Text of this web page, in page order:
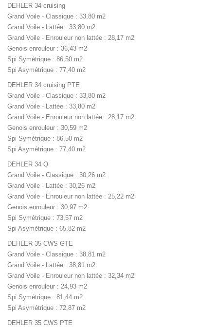
DEHLER 34 cruising
Grand Voile - Classique : 33,80 m2
Grand Voile - Lattée : 33,80 m2
Grand Voile - Enrouleur non lattée : 28,17 m2
Genois enrouleur : 36,43 m2
Spi Symétrique : 86,50 m2
Spi Asymétrique : 77,40 m2
DEHLER 34 cruising PTE
Grand Voile - Classique : 33,80 m2
Grand Voile - Lattée : 33,80 m2
Grand Voile - Enrouleur non lattée : 28,17 m2
Genois enrouleur : 30,59 m2
Spi Symétrique : 86,50 m2
Spi Asymétrique : 77,40 m2
DEHLER 34 Q
Grand Voile - Classique : 30,26 m2
Grand Voile - Lattée : 30,26 m2
Grand Voile - Enrouleur non lattée : 25,22 m2
Genois enrouleur : 30,97 m2
Spi Symétrique : 73,57 m2
Spi Asymétrique : 65,82 m2
DEHLER 35 CWS GTE
Grand Voile - Classique : 38,81 m2
Grand Voile - Lattée : 38,81 m2
Grand Voile - Enrouleur non lattée : 32,34 m2
Genois enrouleur : 24,93 m2
Spi Symétrique : 81,44 m2
Spi Asymétrique : 72,87 m2
DEHLER 35 CWS PTE